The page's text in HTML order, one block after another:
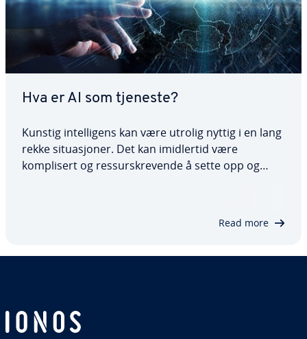
Hva er AI som tjeneste?
Kunstig intelligens kan være utrolig nyttig i en lang
rekke situasjoner. Det kan imidlertid være
komplisert og ressurskrevende å sette opp og
Read more